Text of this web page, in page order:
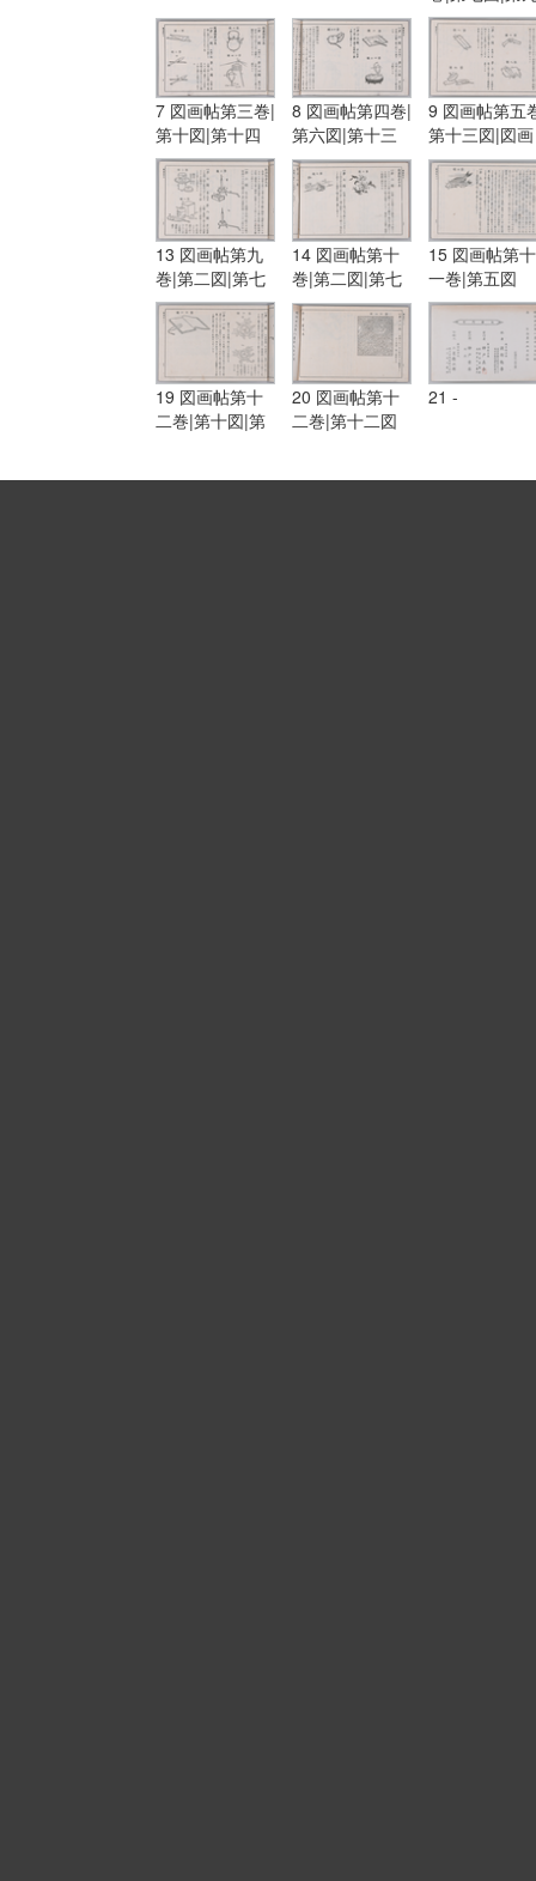
図
7 図画帖第三巻|
第十図|第十四
図|図画帖第四
巻|第一図|第三
8 図画帖第四巻|
第六図|第十三
図|第十五図
9 図画帖第五
第十三図|図画
帖第六巻|第一
図|第五図
13 図画帖第九
巻|第二図|第七
図|第八図
14 図画帖第十
巻|第二図|第七
図
15 図画帖第十
一巻|第五図
19 図画帖第十
二巻|第十図|第
20 図画帖第十
二巻|第十二図
21 -